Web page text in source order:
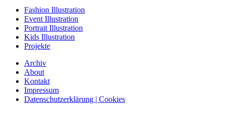
Fashion Illustration
Event Illustration
Portrait Illustration
Kids Illustration
Projekte
Archiv
About
Kontakt
Impressum
Datenschutzerklärung | Cookies